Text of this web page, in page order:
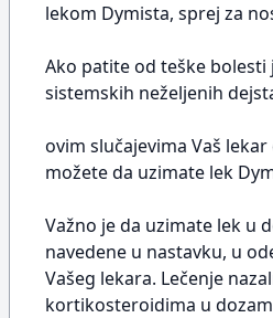
lekom Dymista, sprej za
Ako patite od teške bolesti
sistemskih neželjenih
ovim slučajevima Vaš
možete da uzimate lek
Važno je da uzimate lek u
navedene u nastavku, u
Vašeg lekara. Lečenje
kortikosteroidima u